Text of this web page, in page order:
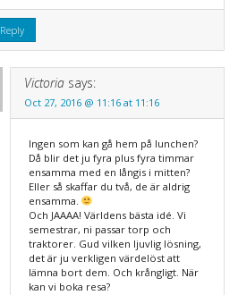
Reply
Victoria says:
Oct 27, 2016 @ 11:16 at 11:16
Ingen som kan gå hem på lunchen?
Då blir det ju fyra plus fyra timmar
ensamma med en långis i mitten?
Eller så skaffar du två, de är aldrig
ensamma.
Och JAAAA! Världens bästa idé. Vi
semestrar, ni passar torp och
traktorer. Gud vilken ljuvlig lösning,
det är ju verkligen värdelöst att
lämna bort dem. Och krångligt. När
kan vi boka resa?